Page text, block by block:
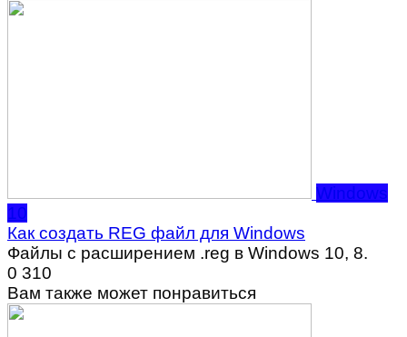
Windows
10
Как создать REG файл для Windows
Файлы с расширением .reg в Windows 10, 8.
0 310
Вам также может понравиться